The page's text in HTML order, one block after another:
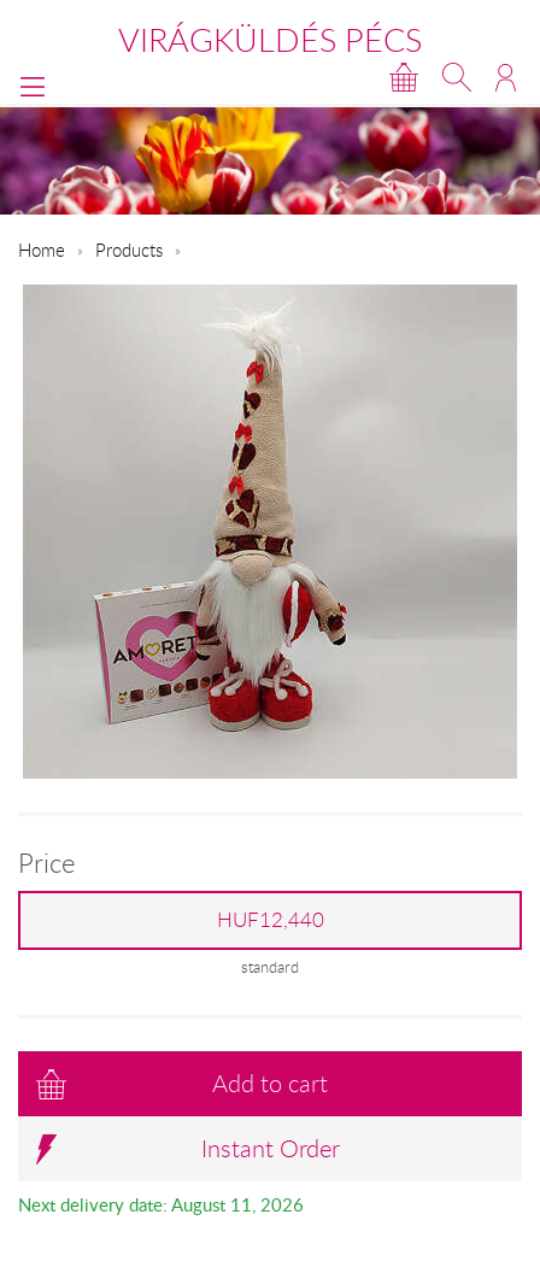
VIRÁGKÜLDÉS PÉCS
Home Products
Price
HUF12,440
standard
Add to cart
Instant Order
Next delivery date: August 11, 2026